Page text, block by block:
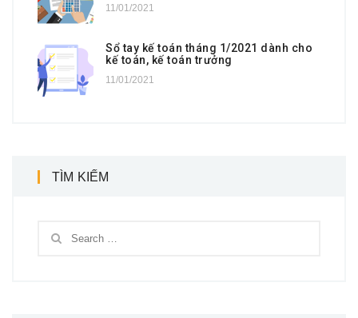
11/01/2021
Sổ tay kế toán tháng 1/2021 dành cho
kế toán, kế toán trưởng
11/01/2021
TÌM KIẾM